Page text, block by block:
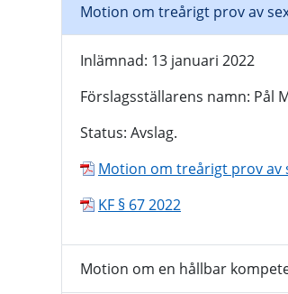
Motion om treårigt prov av
Inlämnad: 13 januari 2022
Förslagsställarens namn: Pål
Status: Avslag.
Motion om treårigt prov av
KF § 67 2022
Motion om en hållbar